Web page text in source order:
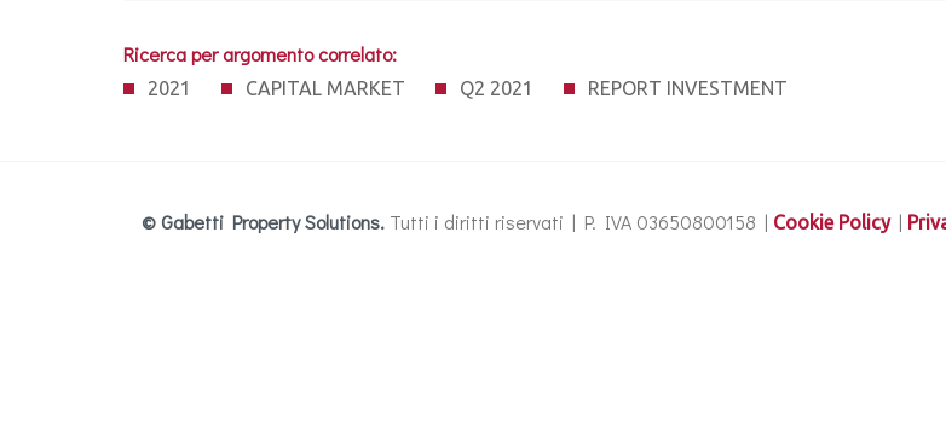
Ricerca per argomento correlato:
2021 CAPITAL MARKET Q2 2021
REPORT INVESTMENT
© Gabetti Property Solutions. Tutti i diritti riservati | P. IVA 03650800158 | Cookie Policy|